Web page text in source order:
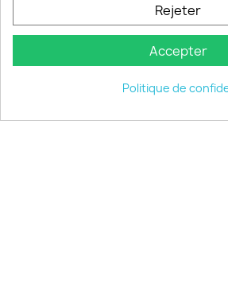
VOTRE COMPTE
INFORMATIONS
© 2026 - choisistacoque.com
Rejeter
Accepter
Politique de